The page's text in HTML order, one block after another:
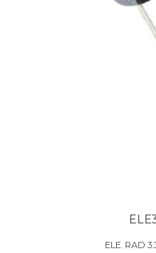
ELE. RAD